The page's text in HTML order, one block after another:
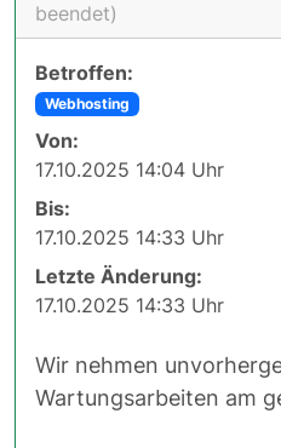
beendet)
Betroffen:
Webhosting
Von:
17.10.2025 14:04 Uhr
Bis:
17.10.2025 14:33 Uhr
Letzte Änderung:
17.10.2025 14:33 Uhr
Wir nehmen
Wartungsarbeiten am